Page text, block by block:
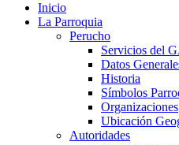
Inicio
La Parroquia
Perucho
Servicios del
Datos
Historia
Símbolos
Organizaciones
Ubicación
Autoridades